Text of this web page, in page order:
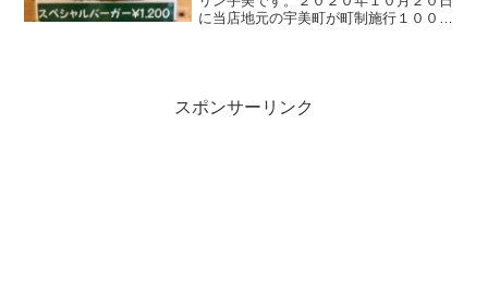
に当店地元の宇美町が町制施行１００周
スポンサーリンク